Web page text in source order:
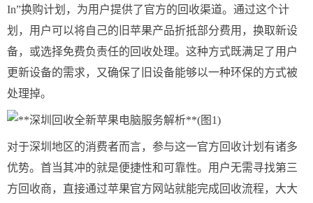
In”换购计划，为用户提供了官方的回收渠道。通过这个计
划，用户可以将自己的旧苹果产品折抵部分费用，换取新设
备，或选择免费负责任的回收处理。这种方式既满足了用户
更新设备的需求，又确保了旧设备能够以一种环保的方式被
处理掉。
对于深圳地区的消费者而言，参与这一官方回收计划有诸多
优势。首当其冲的就是便捷性和可靠性。用户无需寻找第三
方回收商，直接通过苹果官方网站就能完成回收流程，大大